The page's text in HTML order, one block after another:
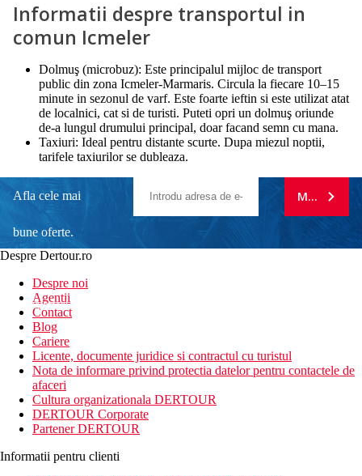
Informatii despre transportul in
comun Icmeler
Dolmuş (microbuz): Este principalul mijloc de transport
public din zona Icmeler-Marmaris. Circula la fiecare 10–15
minute in sezonul de varf. Este foarte ieftin si este utilizat atat
de localnici, cat si de turisti. Puteti opri un dolmuş oriunde
de-a lungul drumului principal, doar facand semn cu mana.
Taxiuri: Ideal pentru distante scurte. Dupa miezul noptii,
tarifele taxiurilor se dubleaza.
Afla cele mai
bune oferte.
newsletter!
MA
Despre Dertour.ro
Despre noi
Agentii
Contact
Blog
Cariere
Licente, documente juridice si contractul cu turistul
Nota de informare privind protectia datelor pentru contactele de
afaceri
Cultura organizationala DERTOUR
DERTOUR Corporate
Partener DERTOUR
Informatii pentru clienti